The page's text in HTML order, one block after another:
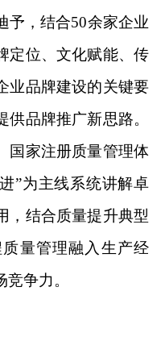
予，结合50余家企业
定位、文化赋能、传
业品牌建设的关键要
品牌推广新思路。
国家注册质量管理体
”为主线系统讲解卓
，结合质量提升典型
量管理融入生产经
争力。